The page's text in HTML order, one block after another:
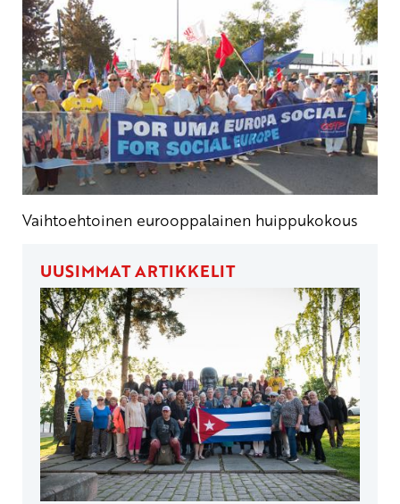
Vaihtoehtoinen eurooppalainen huippukokous
UUSIMMAT ARTIKKELIT